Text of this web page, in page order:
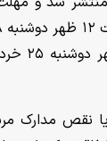
نقص مدارک